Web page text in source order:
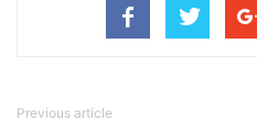
Previous article